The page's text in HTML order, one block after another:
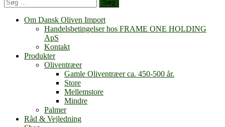
Import
mobilesearch
efter:
Om Dansk Oliven Import
Handelsbetingelser hos FRAME ONE HOLDING
ApS
Kontakt
Produkter
Oliventræer
Gamle Oliventræer ca. 450-500 år.
Store
Mellemstore
Mindre
Palmer
Råd & Vejledning